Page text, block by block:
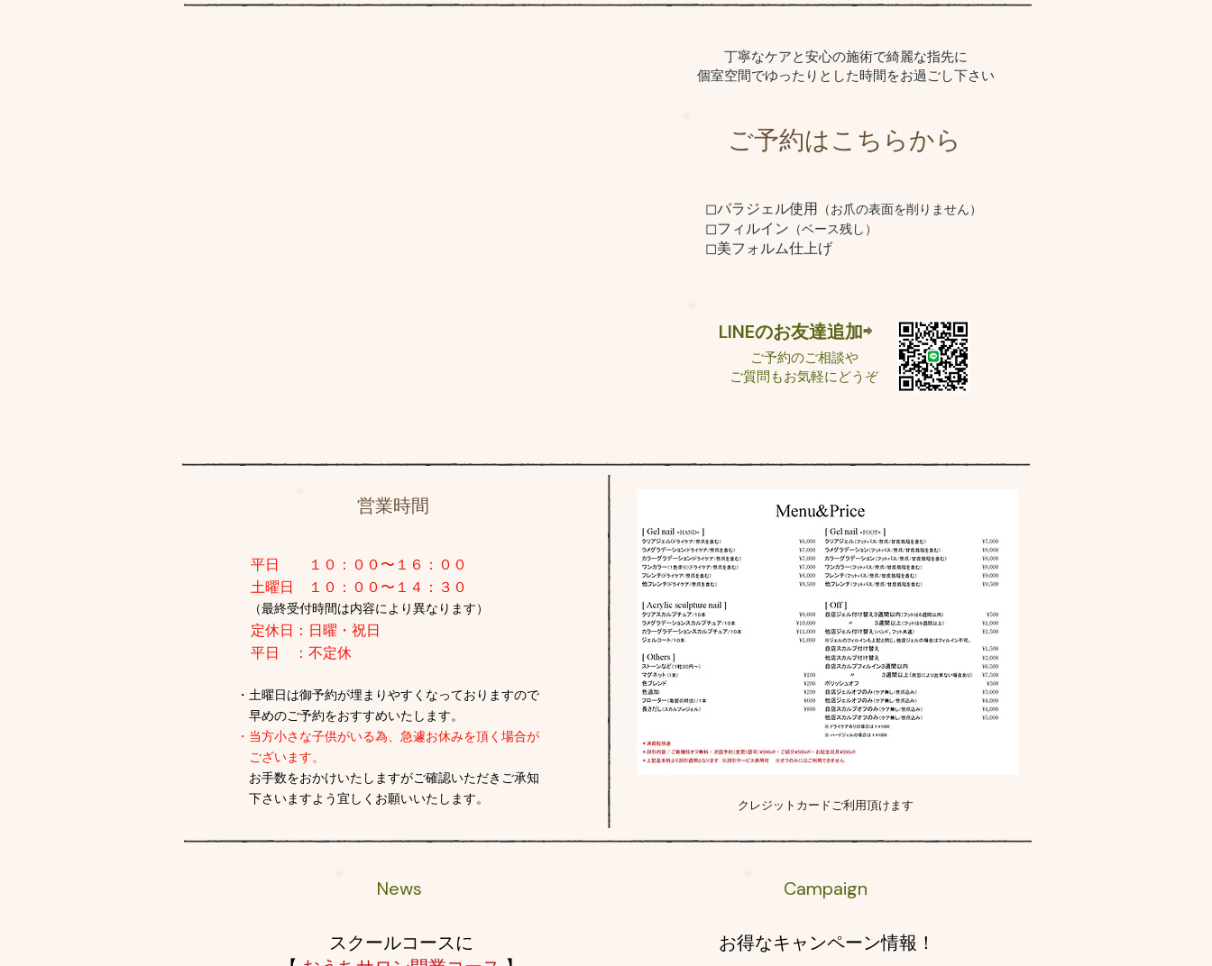
丁寧なケアと安心の施術で綺麗な指先に
​個室空間でゆったりとした時間をお過ごし下さい
ご予約はこちらから
◻︎パラジェル使用 （お爪の表面を削りません）
◻︎フィルイン （ベース残し）
◻︎美フォルム仕上げ
LINE​のお友達追加⇨
ご予約のご相談や
ご質問もお気軽にどうぞ
平日 １０：００〜１６：００
​ 土曜日 １０：００〜１４：３０
（最終受付時間は内容により異なります）
定休日：日曜・祝日
平日 ：不定休
・土曜日は御予約が埋まりやすくなっておりますので
早めのご予約をおすすめいたします。
・当方小さな子供がいる為、急遽お休みを頂く場合が
ございます。
お手数をおかけいたしますがご確認いただきご承知
下さいますよう宜しくお願いいたします。
営業時間
クレジットカードご利用頂けます
News
スクールコースに
Campaign
お得なキャンペーン情報！